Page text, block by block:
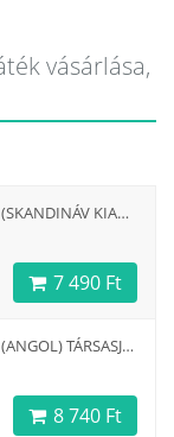
vásárlása,
TICKET TO RIDE: NEW YORK (SKANDINÁV KIADÁS)
7 490 Ft
TICKET TO RIDE: NEW YORK (ANGOL) TÁRSASJÁTÉK
8 740 Ft